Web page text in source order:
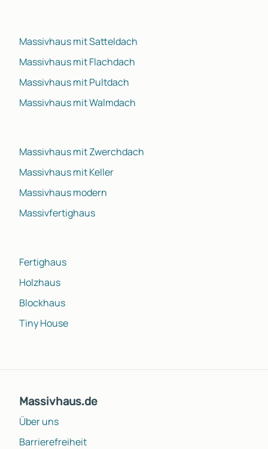
Massivhaus mit Satteldach
Massivhaus mit Flachdach
Massivhaus mit Pultdach
Massivhaus mit Walmdach
Massivhaus mit Zwerchdach
Massivhaus mit Keller
Massivhaus modern
Massivfertighaus
Fertighaus
Holzhaus
Blockhaus
Tiny House
Massivhaus.de
Über uns
Barrierefreiheit